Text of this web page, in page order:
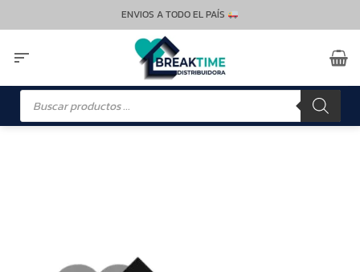
al
contenido
ENVIOS A TODO EL PAÍS
Búsqueda
productos